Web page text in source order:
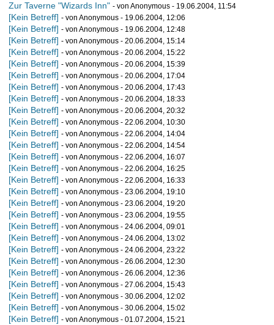
Zur Taverne "Wizards Inn" - von Anonymous - 19.06.2004, 11:54
[Kein Betreff] - von Anonymous - 19.06.2004, 12:06
[Kein Betreff] - von Anonymous - 19.06.2004, 12:48
[Kein Betreff] - von Anonymous - 20.06.2004, 15:14
[Kein Betreff] - von Anonymous - 20.06.2004, 15:22
[Kein Betreff] - von Anonymous - 20.06.2004, 15:39
[Kein Betreff] - von Anonymous - 20.06.2004, 17:04
[Kein Betreff] - von Anonymous - 20.06.2004, 17:43
[Kein Betreff] - von Anonymous - 20.06.2004, 18:33
[Kein Betreff] - von Anonymous - 20.06.2004, 20:32
[Kein Betreff] - von Anonymous - 22.06.2004, 10:30
[Kein Betreff] - von Anonymous - 22.06.2004, 14:04
[Kein Betreff] - von Anonymous - 22.06.2004, 14:54
[Kein Betreff] - von Anonymous - 22.06.2004, 16:07
[Kein Betreff] - von Anonymous - 22.06.2004, 16:25
[Kein Betreff] - von Anonymous - 22.06.2004, 16:33
[Kein Betreff] - von Anonymous - 23.06.2004, 19:10
[Kein Betreff] - von Anonymous - 23.06.2004, 19:20
[Kein Betreff] - von Anonymous - 23.06.2004, 19:55
[Kein Betreff] - von Anonymous - 24.06.2004, 09:01
[Kein Betreff] - von Anonymous - 24.06.2004, 13:02
[Kein Betreff] - von Anonymous - 24.06.2004, 23:22
[Kein Betreff] - von Anonymous - 26.06.2004, 12:30
[Kein Betreff] - von Anonymous - 26.06.2004, 12:36
[Kein Betreff] - von Anonymous - 27.06.2004, 15:43
[Kein Betreff] - von Anonymous - 30.06.2004, 12:02
[Kein Betreff] - von Anonymous - 30.06.2004, 15:02
[Kein Betreff] - von Anonymous - 01.07.2004, 15:21